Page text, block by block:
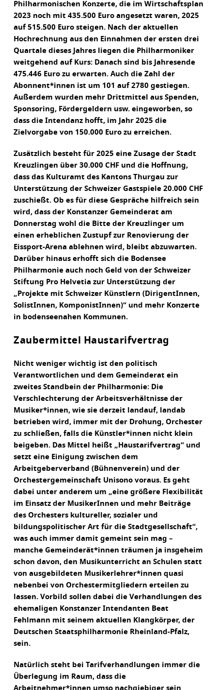
Philharmonischen Konzerte, die im Wirtschaftsplan
2023 noch mit 435.500 Euro angesetzt waren, 2025
auf 515.500 Euro steigen. Nach der aktuellen
Hochrechnung aus den Einnahmen der ersten drei
Quartale dieses Jahres liegen die Philharmoniker
weitgehend auf Kurs: Danach sind bis Jahresende
475.446 Euro zu erwarten. Auch die Zahl der
Abonnent*innen ist um 101 auf 2780 gestiegen.
Außerdem wurden mehr Drittmittel aus Spenden,
Sponsoring, Fördergeldern usw. eingeworben, so
dass die Intendanz hofft, im Jahr 2025 die
Zielvorgabe von 150.000 Euro zu erreichen.
Zusätzlich besteht für 2025 eine Zusage der Stadt
Kreuzlingen über 30.000 CHF und die Hoffnung,
dass das Kulturamt des Kantons Thurgau zur
Unterstützung der Schweizer Gastspiele 20.000 CHF
zuschießt. Ob es für diese Gespräche hilfreich sein
wird, dass der Konstanzer Gemeinderat am
Donnerstag wohl die Bitte der Kreuzlinger um
einen erheblichen Zustupf zur Renovierung der
Eissport-Arena ablehnen wird, bleibt abzuwarten.
Darüber hinaus erhofft sich die Bodensee
Philharmonie auch noch Geld von der Schweizer
Stiftung Pro Helvetia zur Unterstützung der
„Projekte mit Schweizer Künstlern (DirigentInnen,
SolistInnen, KomponistInnen)“ und mehr Konzerte
in bodenseenahen Kommunen.
Zaubermittel Haustarifvertrag
Nicht weniger wichtig ist den politisch
Verantwortlichen und dem Gemeinderat ein
zweites Standbein der Philharmonie: Die
Verschlechterung der Arbeitsverhältnisse der
Musiker*innen, wie sie derzeit landauf, landab
betrieben wird, immer mit der Drohung, Orchester
zu schließen, falls die Künstler*innen nicht klein
beigeben. Das Mittel heißt „Haustarifvertrag“ und
setzt eine Einigung zwischen dem
Arbeitgeberverband (Bühnenverein) und der
Orchestergemeinschaft Unisono voraus. Es geht
dabei unter anderem um „eine größere Flexibilität
im Einsatz der MusikerInnen und mehr Beiträge
des Orchesters kultureller, sozialer und
bildungspolitischer Art für die Stadtgesellschaft“,
was auch immer damit gemeint sein mag –
manche Gemeinderät*innen träumen ja insgeheim
schon davon, den Musikunterricht an Schulen statt
von ausgebildeten Musikerlehrer*innen quasi
nebenbei von Orchestermitgliedern erteilen zu
lassen. Vorbild sollen dabei die Verhandlungen des
ehemaligen Konstanzer Intendanten Beat
Fehlmann mit seinem aktuellen Klangkörper, der
Deutschen Staatsphilharmonie Rheinland-Pfalz,
sein.
Natürlich steht bei Tarifverhandlungen immer die
Überlegung im Raum, dass die
Arbeitnehmer*innen umso nachgiebiger sein